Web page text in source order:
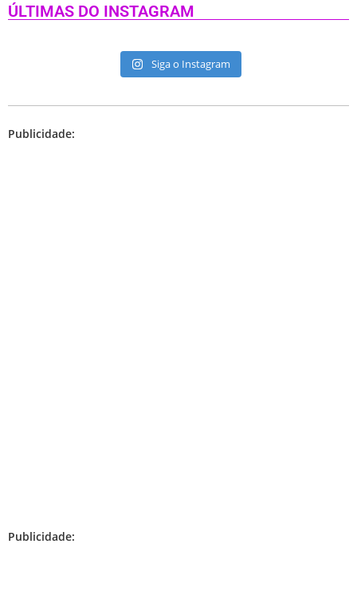
ÚLTIMAS DO INSTAGRAM
Siga o Instagram
Publicidade:
Publicidade: